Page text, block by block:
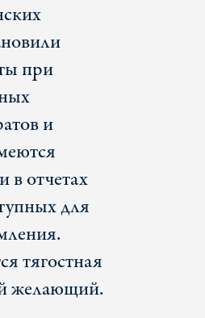
при
и
в отчетах
для
тягостная
желающий.